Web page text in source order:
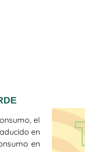
el
en
en